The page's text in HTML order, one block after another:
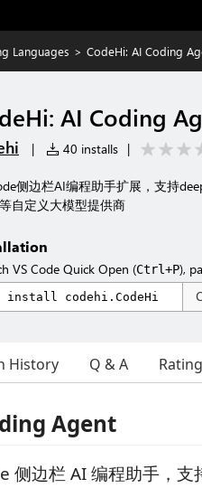
Languages > CodeHi: AI Coding
AI Coding
| 40 installs |
侧边栏AI编程助手扩展，支持
自定义大模型提供商
VS Code Quick Open (Ctrl+P),
History Q & A
Agent
侧边栏 AI 编程助手，